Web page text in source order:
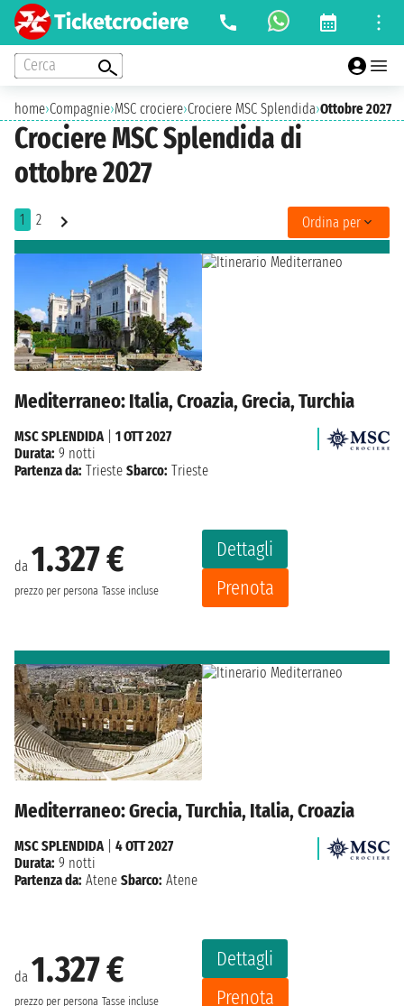
Cerca
home›Compagnie›MSC crociere›Crociere MSC Splendida›Ottobre 2027
Crociere MSC Splendida di
ottobre 2027
1 2 Ordina per
Mediterraneo: Italia, Croazia, Grecia, Turchia
da 1.327 €
prezzo per persona Tasse incluse
Dettagli
Prenota
MSC SPLENDIDA
1 OTT 2027
Durata: 9 notti
Partenza da: Trieste Sbarco: Trieste
Mediterraneo: Grecia, Turchia, Italia, Croazia
da 1.327 €
prezzo per persona Tasse incluse
Dettagli
Prenota
MSC SPLENDIDA| 4 OTT 2027
Durata: 9 notti
Partenza da: Atene Sbarco: Atene